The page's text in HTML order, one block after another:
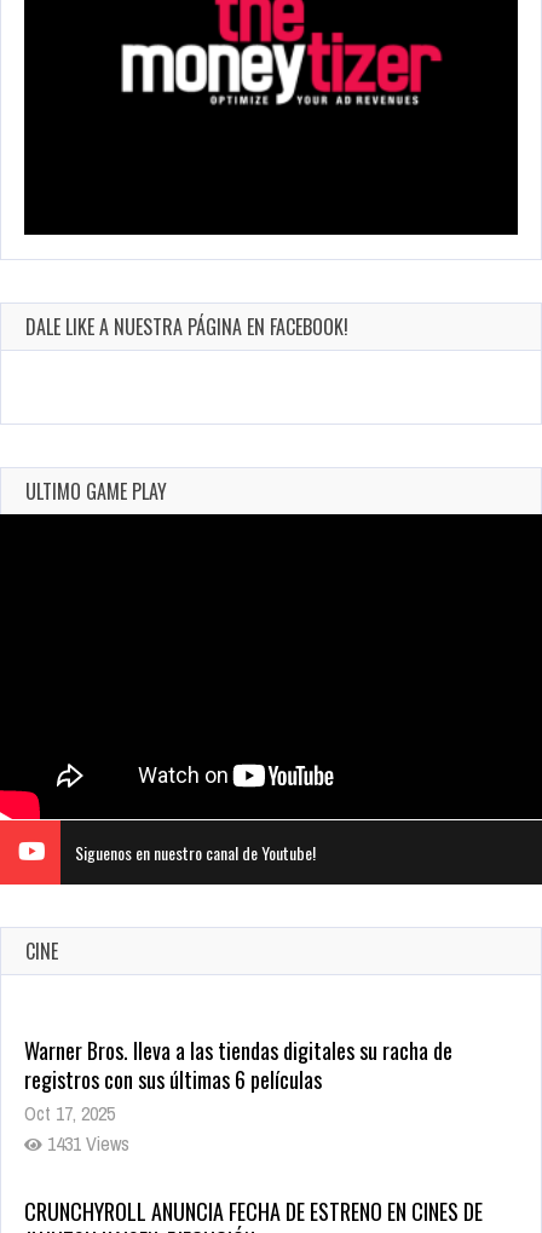
DALE LIKE A NUESTRA PÁGINA EN FACEBOOK!
ULTIMO GAME PLAY
Siguenos en nuestro canal de Youtube!
CINE
Warner Bros. lleva a las tiendas digitales su racha de
registros con sus últimas 6 películas
Oct 17, 2025
1431 Views
CRUNCHYROLL ANUNCIA FECHA DE ESTRENO EN CINES DE